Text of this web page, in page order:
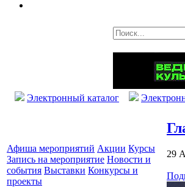
Электронный каталог
Афиша мероприятий Акции Курсы
Запись на мероприятие Новости и
события Выставки Конкурсы и
проекты
29